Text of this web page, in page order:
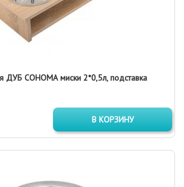
ДУБ СОНОМА миски 2*0,5л, подставка
В КОРЗИНУ